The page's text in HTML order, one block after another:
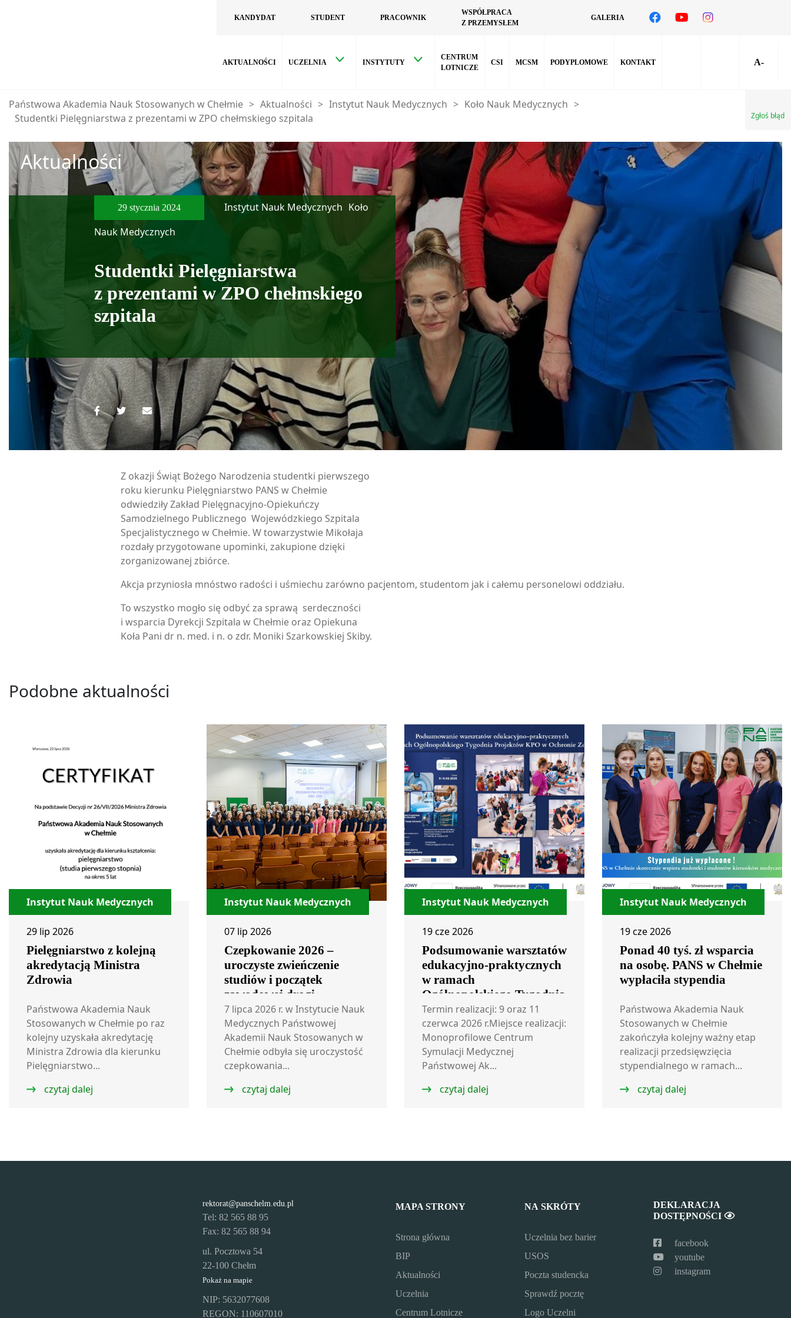
KANDYDAT STUDENT PRACOWNIK
WSPÓŁPRACA
Z PRZEMYSŁEM
GALERIA
AKTUALNOŚCI UCZELNIA INSTYTUTY
CENTRUM
LOTNICZE
CSI MCSM PODYPLOMOWE KONTAKT A-
Zgłoś błąd
Państwowa Akademia Nauk Stosowanych w Chełmie > Aktualności > Instytut Nauk Medycznych > Koło Nauk Medycznych >
Studentki Pielęgniarstwa z prezentami w ZPO chełmskiego szpitala
Aktualności
29 stycznia 2024 Instytut Nauk Medycznych Koło
Nauk Medycznych
Studentki Pielęgniarstwa
z prezentami w ZPO chełmskiego
szpitala
Z okazji Świąt Bożego Narodzenia studentki pierwszego
roku kierunku Pielęgniarstwo PANS w Chełmie
odwiedziły Zakład Pielęgnacyjno-Opiekuńczy
Samodzielnego Publicznego Wojewódzkiego Szpitala
Specjalistycznego w Chełmie. W towarzystwie Mikołaja
rozdały przygotowane upominki, zakupione dzięki
zorganizowanej zbiórce.
Akcja przyniosła mnóstwo radości i uśmiechu zarówno pacjentom, studentom jak i całemu personelowi oddziału.
To wszystko mogło się odbyć za sprawą serdeczności
i wsparcia Dyrekcji Szpitala w Chełmie oraz Opiekuna
Koła Pani dr n. med. i n. o zdr. Moniki Szarkowskiej Skiby.
Podobne aktualności
Instytut Nauk Medycznych
29 lip 2026
Pielęgniarstwo z kolejną
akredytacją Ministra
Zdrowia
Państwowa Akademia Nauk
Stosowanych w Chełmie po raz
kolejny uzyskała akredytację
Ministra Zdrowia dla kierunku
Pielęgniarstwo...
czytaj dalej
Instytut Nauk Medycznych
07 lip 2026
Czepkowanie 2026 –
uroczyste zwieńczenie
studiów i początek
zawodowej drogi
studentów Pielęgniarstwa
i Położnictwa
7 lipca 2026 r. w Instytucie Nauk
Medycznych Państwowej
Akademii Nauk Stosowanych w
Chełmie odbyła się uroczystość
czepkowania...
czytaj dalej
Instytut Nauk Medycznych
19 cze 2026
Podsumowanie warsztatów
edukacyjno-praktycznych
w ramach
Ogólnopolskiego Tygodnia
Projektów KPO
w Ochronie Zdrowia
Termin realizacji: 9 oraz 11
czerwca 2026 r.Miejsce realizacji:
Monoprofilowe Centrum
Symulacji Medycznej
Państwowej Ak...
czytaj dalej
Instytut Nauk Medycznych
19 cze 2026
Ponad 40 tyś. zł wsparcia
na osobę. PANS w Chełmie
wypłaciła stypendia
Państwowa Akademia Nauk
Stosowanych w Chełmie
zakończyła kolejny ważny etap
realizacji przedsięwzięcia
stypendialnego w ramach...
czytaj dalej
rektorat@panschelm.edu.pl
Tel: 82 565 88 95
Fax: 82 565 88 94
ul. Pocztowa 54
22-100 Chełm
Pokaż na mapie
NIP: 5632077608
REGON: 110607010
MAPA STRONY
Strona główna
BIP
Aktualności
Uczelnia
Centrum Lotnicze
NA SKRÓTY
Uczelnia bez barier
USOS
Poczta studencka
Sprawdź pocztę
Logo Uczelni
DEKLARACJA
DOSTĘPNOŚCI
facebook
youtube
instagram